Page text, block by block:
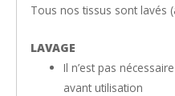
Tous nos tissus sont lavés
LAVAGE
Il n’est pas
avant utilisation